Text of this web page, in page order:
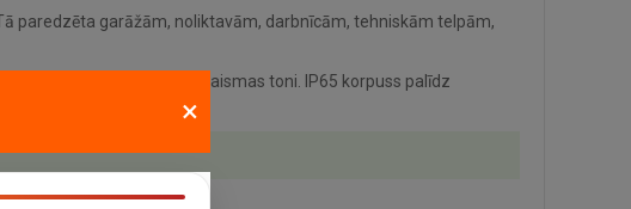
paredzēta garāžām, noliktavām, darbnīcām, tehniskām telpām,
piemērotu jaudu un gaismas toni. IP65 korpuss palīdz
×